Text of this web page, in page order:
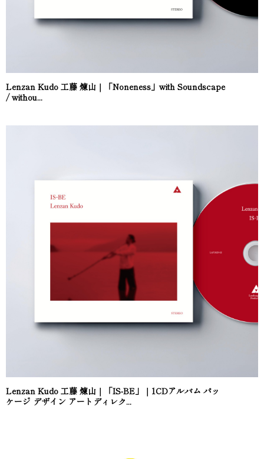
Lenzan Kudo 工藤 煉山｜「Noneness」with Soundscape
/ withou...
Lenzan Kudo 工藤 煉山｜「IS-BE」｜1CDアルバム パッ
ケージ デザイン アートディレク...